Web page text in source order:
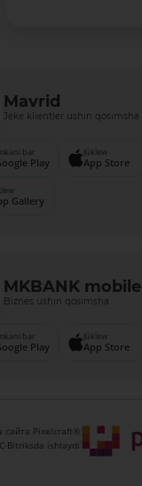
Mavrid
Jeke klientler ushın qosımsha
bar
Play
Júklew
App Store
Gallery
MKBANK mobile
Biznes ushın qosımsha
bar
Play
Júklew
App Store
сайта Pixelcraft®
Bitriksda ishlaydi